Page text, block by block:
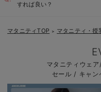
すれば良い？
マタニティTOP ＞ マタニティ・授
マタニティウェ
セール / キャン